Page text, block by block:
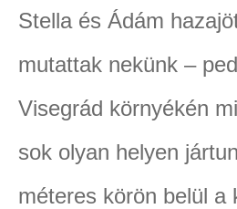
Stella és Ádám
mutattak nekünk –
Visegrád környékén
sok olyan helyen
méteres körön belül a